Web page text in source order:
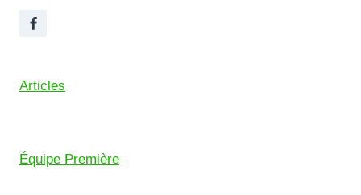
Articles
Équipe Première